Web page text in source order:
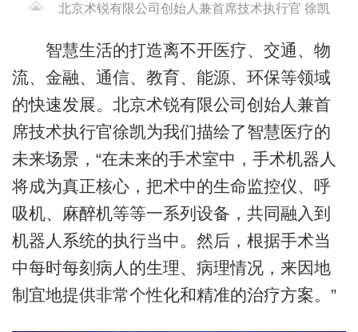
北京术锐有限公司创始人兼首席技术执行官 徐凯
智慧生活的打造离不开医疗、交通、物
流、金融、通信、教育、能源、环保等领域
的快速发展。北京术锐有限公司创始人兼首
席技术执行官徐凯为我们描绘了智慧医疗的
未来场景，“在未来的手术室中，手术机器人
将成为真正核心，把术中的生命监控仪、呼
吸机、麻醉机等等一系列设备，共同融入到
机器人系统的执行当中。然后，根据手术当
中每时每刻病人的生理、病理情况，来因地
制宜地提供非常个性化和精准的治疗方案。”